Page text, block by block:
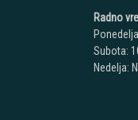
Radno
Subota:
Nedelja: